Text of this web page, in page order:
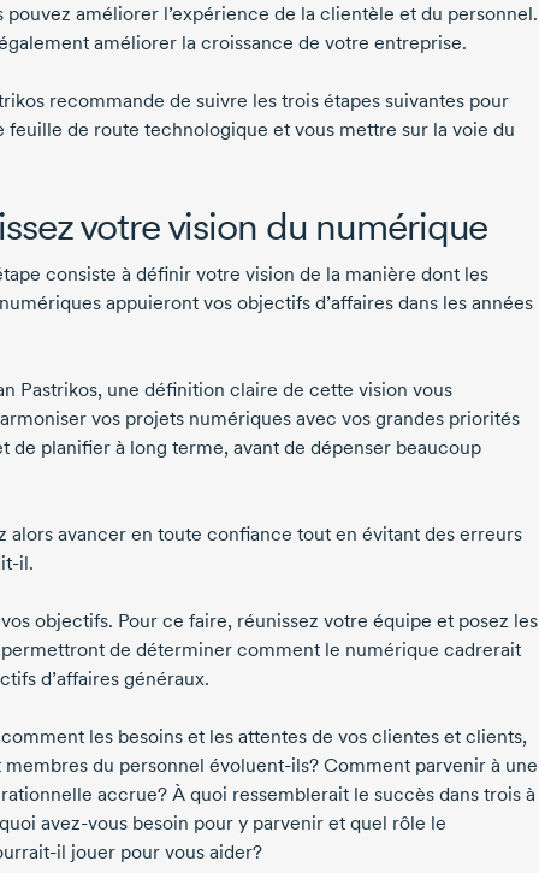
pouvez améliorer l’expérience de la clientèle et du personnel.
améliorer la croissance de votre entreprise.
recommande de suivre les trois étapes suivantes pour
feuille de route technologique et vous mettre sur la voie du
votre vision du numérique
consiste à définir votre vision de la manière dont les
appuieront vos objectifs d’affaires dans les années
Pastrikos, une définition claire de cette vision vous
vos projets numériques avec vos grandes priorités
de planifier à long terme, avant de dépenser beaucoup
alors avancer en toute confiance tout en évitant des erreurs
il.
objectifs. Pour ce faire, réunissez votre équipe et posez les
de déterminer comment le numérique cadrerait
d’affaires généraux.
les besoins et les attentes de vos clientes et clients,
membres du personnel évoluent-ils? Comment parvenir à une
accrue? À quoi ressemblerait le succès dans trois à
avez-vous besoin pour y parvenir et quel rôle le
il jouer pour vous aider?